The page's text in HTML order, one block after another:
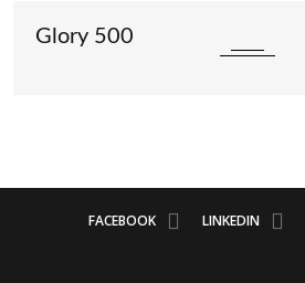
Glory 560
FACEBOOK LINKEDIN